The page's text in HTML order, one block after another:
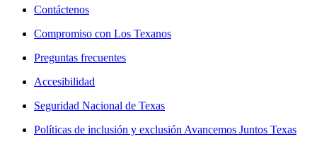
Contáctenos
Compromiso con Los Texanos
Preguntas frecuentes
Accesibilidad
Seguridad Nacional de Texas
Políticas de inclusión y exclusión Avancemos Juntos Texas